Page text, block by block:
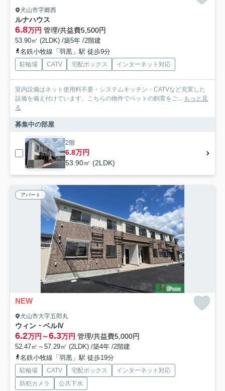
犬山市字郷西
ルナハウス
6.8万円 管理/共益費5,500円
53.90㎡ (2LDK) /築5年 /2階建
名鉄小牧線「羽黒」駅 徒歩9分
駐輪場 CATV 宅配ボックス インターネット対応
室内設備はネット使用料不要・システムキッチン・CATVなど充実した
設備を備え付けています。こちらの物件でペットの飼育をご... もっと見
る
募集中の部屋
2階
6.8万円
53.90㎡ (2LDK)
アパート
NEW
犬山市大字五郎丸
ウィン・ベルⅣ
6.2万円～6.3万円 管理/共益費5,000円
52.47㎡～57.29㎡ (2LDK) /築4年 /2階建
名鉄小牧線「羽黒」駅 徒歩19分
駐輪場 CATV 宅配ボックス
インターネット対応
防犯カメラ
公共下水